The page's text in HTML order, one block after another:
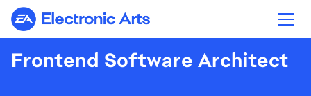
Electronic Arts
Frontend Software Architect